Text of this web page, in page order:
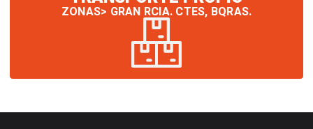
ZONAS> GRAN RCIA. CTES, BQRAS.